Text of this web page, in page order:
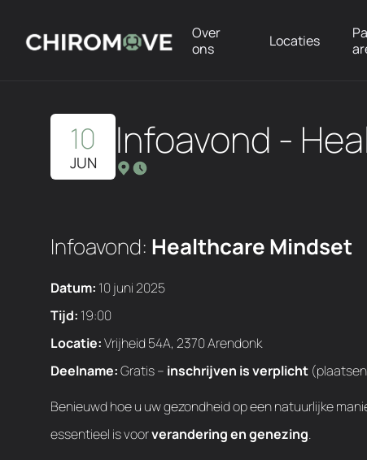
Over
ons
Locaties
10
JUN Infoavond -
Infoavond: Healthcare Mindset
Datum: 10 juni 2025
Tijd: 19:00
Locatie:Vrijheid 54A, 2370 Arendonk
Deelname:Gratis – inschrijven is verplicht
Benieuwd hoe u uw gezondheid op een natuurlijke
essentieel is voorverandering en genezing.